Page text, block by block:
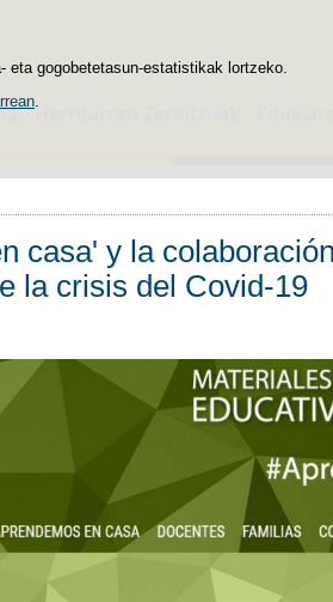
eta gogobetetasun-estatistikak lortzeko.
Herritarren Zerbitzuak
casa' y la
la crisis del Covid-19